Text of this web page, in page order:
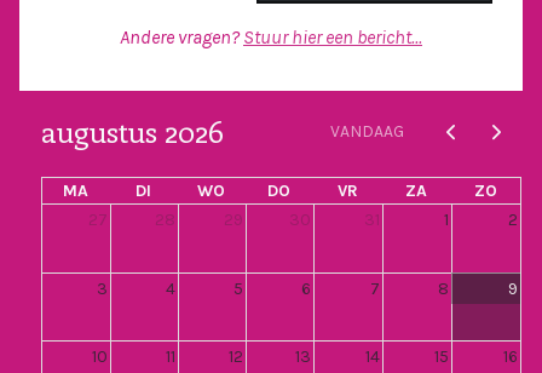
Andere vragen?Stuur hier een bericht...
augustus 2026 VANDAAG
MA DI WO DO VR ZA
ZO
27
28 29 30 31 1 2
3 4 5 6 7 8 9
10 11 12 13 14 15 16